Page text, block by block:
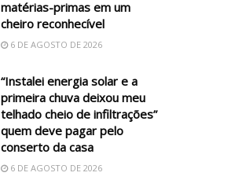
matérias-primas em um
cheiro reconhecível
6 DE AGOSTO DE 2026
“Instalei energia solar e a
primeira chuva deixou meu
telhado cheio de infiltrações”
quem deve pagar pelo
conserto da casa
6 DE AGOSTO DE 2026